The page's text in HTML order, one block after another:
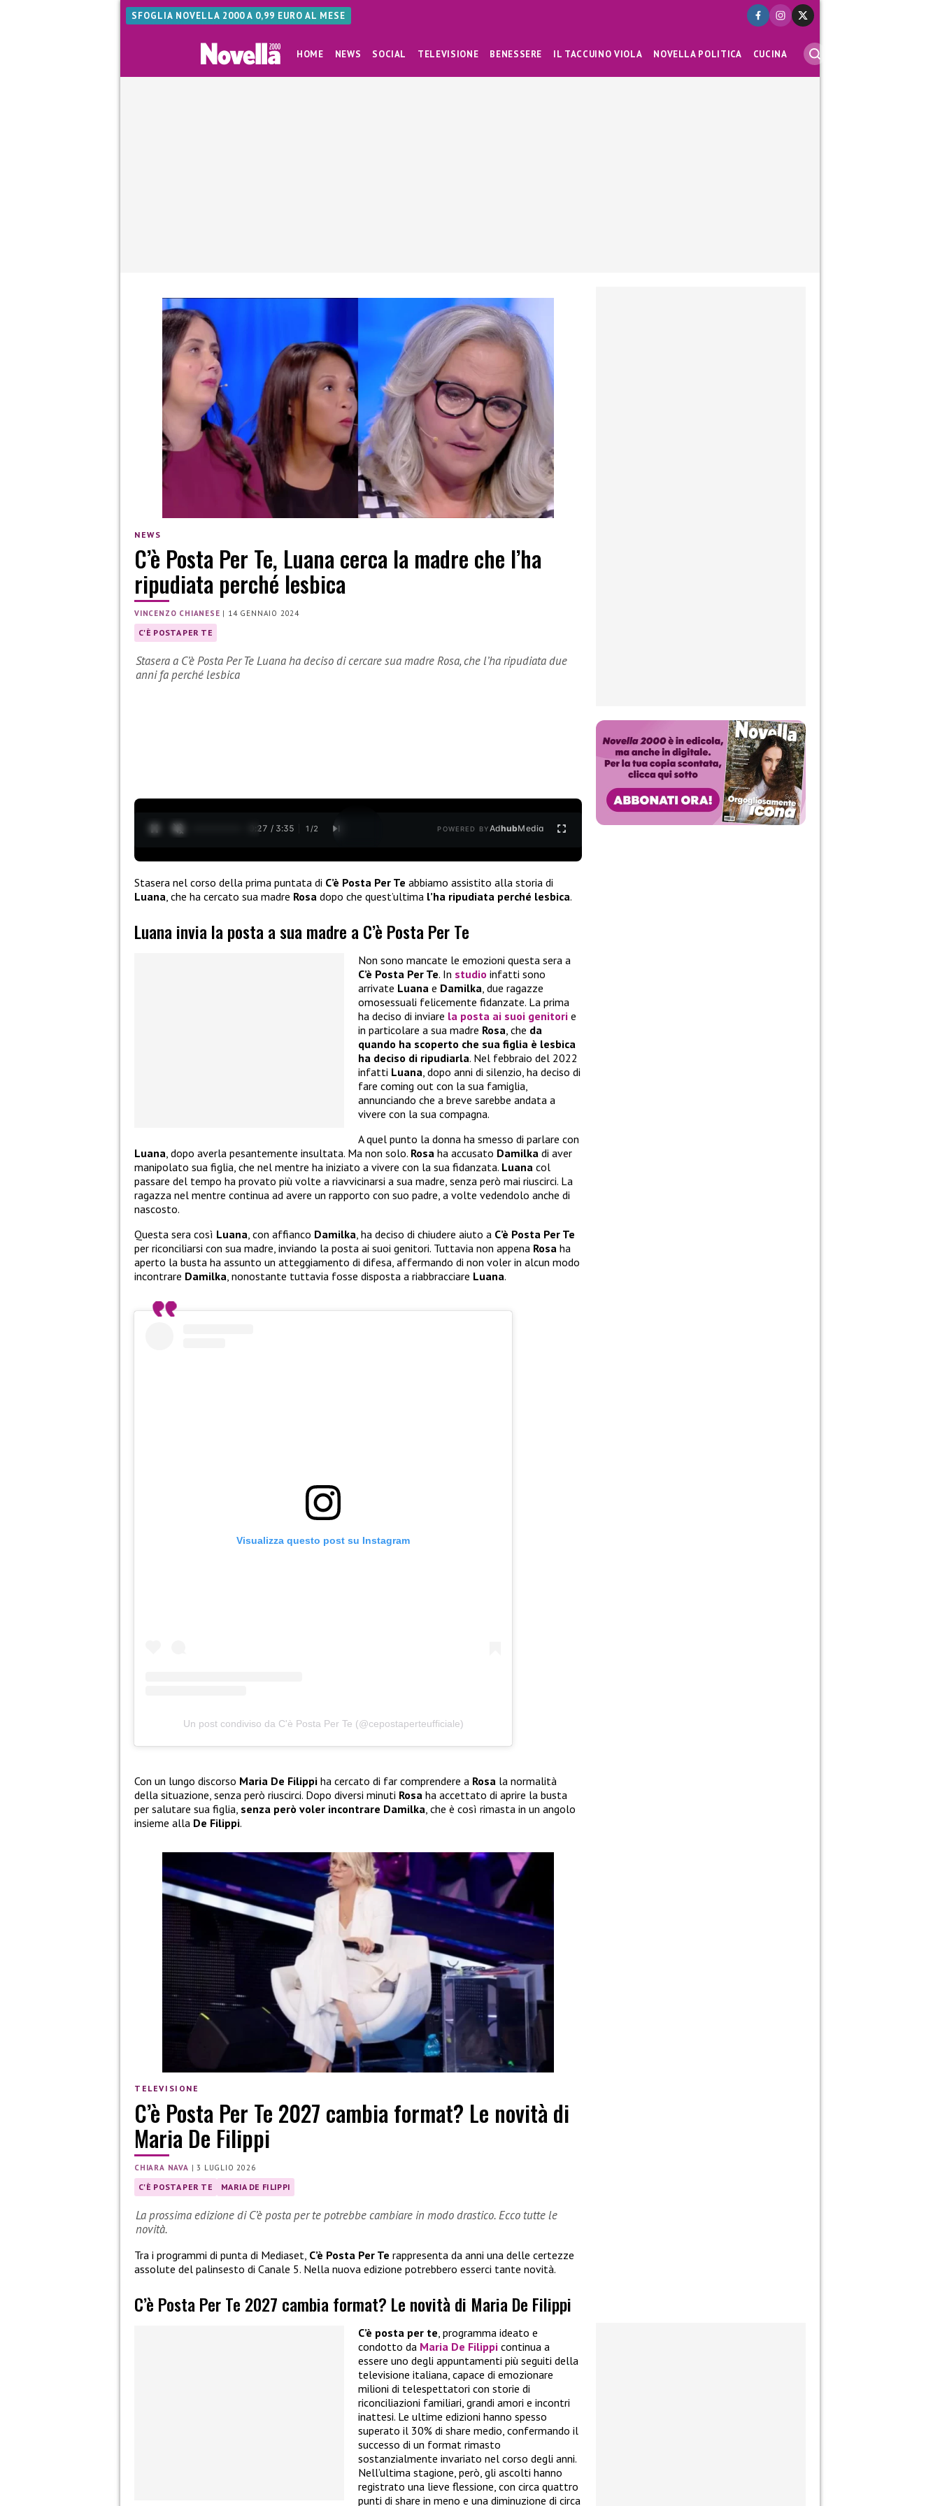
SFOGLIA NOVELLA 2000 A 0,99 EURO AL MESE
HOME NEWS SOCIAL TELEVISIONE BENESSERE IL TACCUINO VIOLA NOVELLA POLITICA CUCINA
NEWS
C’è Posta Per Te, Luana cerca la madre che l’ha
ripudiata perché lesbica
VINCENZO CHIANESE | 14 GENNAIO 2024
C'È POSTA PER TE
Stasera a C’è Posta Per Te Luana ha deciso di cercare sua madre Rosa, che l’ha ripudiata due
anni fa perché lesbica
0:28 / 3:35 1 /2 POWERED BYAdhubMedia
Stasera nel corso della prima puntata di C’è Posta Per Te abbiamo assistito alla storia di
Luana , che ha cercato sua madre Rosa dopo che quest’ultima l’ha ripudiata perché lesbica.
Luana invia la posta a sua madre a C’è Posta Per Te
Non sono mancate le emozioni questa sera a
C’è Posta Per Te. In studio infatti sono
arrivate Luana e Damilka, due ragazze
omosessuali felicemente fidanzate. La prima
ha deciso di inviare la posta ai suoi genitori e
in particolare a sua madre Rosa, che da
quando ha scoperto che sua figlia è lesbica
ha deciso di ripudiarla. Nel febbraio del 2022
infatti Luana, dopo anni di silenzio, ha deciso di
fare coming out con la sua famiglia,
annunciando che a breve sarebbe andata a
vivere con la sua compagna.
A quel punto la donna ha smesso di parlare con
Luana, dopo averla pesantemente insultata. Ma non solo. Rosa ha accusato Damilka di aver
manipolato sua figlia, che nel mentre ha iniziato a vivere con la sua fidanzata. Luana col
passare del tempo ha provato più volte a riavvicinarsi a sua madre, senza però mai riuscirci. La
ragazza nel mentre continua ad avere un rapporto con suo padre, a volte vedendolo anche di
nascosto.
Questa sera così Luana, con affianco Damilka, ha deciso di chiudere aiuto a C’è Posta Per Te
per riconciliarsi con sua madre, inviando la posta ai suoi genitori. Tuttavia non appena Rosa ha
aperto la busta ha assunto un atteggiamento di difesa, affermando di non voler in alcun modo
incontrare Damilka, nonostante tuttavia fosse disposta a riabbracciare Luana.
Visualizza questo post su Instagram
Un post condiviso da C'è Posta Per Te (@cepostaperteufficiale)
Con un lungo discorso Maria De Filippi ha cercato di far comprendere a Rosa la normalità
della situazione, senza però riuscirci. Dopo diversi minuti Rosa ha accettato di aprire la busta
per salutare sua figlia, senza però voler incontrare Damilka , che è così rimasta in un angolo
insieme alla De Filippi.
TELEVISIONE
C’è Posta Per Te 2027 cambia format? Le novità di
Maria De Filippi
CHIARA NAVA |3 LUGLIO 2026
C'È POSTA PER TE MARIA DE FILIPPI
La prossima edizione di C’è posta per te potrebbe cambiare in modo drastico. Ecco tutte le
novità.
Tra i programmi di punta di Mediaset, C’è Posta Per Te rappresenta da anni una delle certezze
assolute del palinsesto di Canale 5. Nella nuova edizione potrebbero esserci tante novità.
C’è Posta Per Te 2027 cambia format? Le novità di Maria De Filippi
C’è posta per te , programma ideato e
condotto da Maria De Filippi continua a
essere uno degli appuntamenti più seguiti della
televisione italiana, capace di emozionare
milioni di telespettatori con storie di
riconciliazioni familiari, grandi amori e incontri
inattesi. Le ultime edizioni hanno spesso
superato il 30% di share medio, confermando il
successo di un format rimasto
sostanzialmente invariato nel corso degli anni.
Nell’ultima stagione, però, gli ascolti hanno
registrato una lieve flessione, con circa quattro
punti di share in meno e una diminuzione di circa